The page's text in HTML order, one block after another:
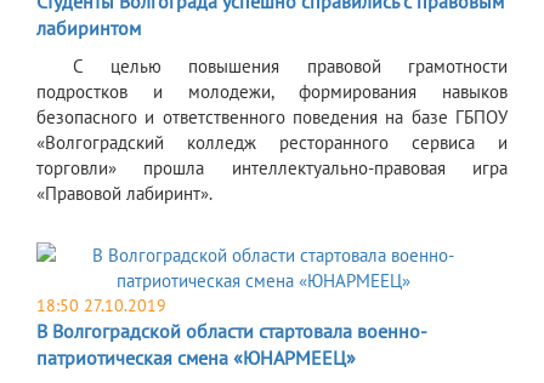
лабиринтом
С целью повышения правовой грамотности
подростков и молодежи, формирования навыков
безопасного и ответственного поведения на базе ГБПОУ
«Волгоградский колледж ресторанного сервиса и
торговли» прошла интеллектуально-правовая игра
«Правовой лабиринт».
18:50 27.10.2019
В Волгоградской области стартовала военно-
патриотическая смена «ЮНАРМЕЕЦ»